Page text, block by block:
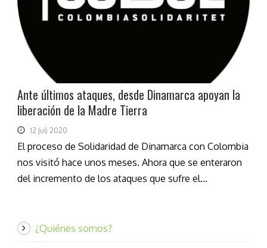
Ante últimos ataques, desde Dinamarca apoyan la
liberación de la Madre Tierra
12 Juli 2020
El proceso de Solidaridad de Dinamarca con Colombia
nos visitó hace unos meses. Ahora que se enteraron
del incremento de los ataques que sufre el...
¿Quiénes somos?